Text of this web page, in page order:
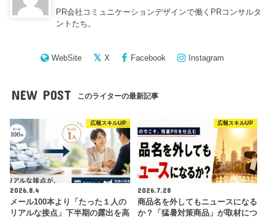
PR会社コミュニケーションデザインで働くPRコンサルタ
ントたち。
WebSite X Facebook Instagram
NEW POST このライターの最新記事
広報スキルUP
2026.8.4
メール100本より「たった１人の
リアルな接点」下半期の露出を高
広報スキルUP
2026.7.28
商品名を外してもニュースになる
か？「猛暑対策商品」が取材につ